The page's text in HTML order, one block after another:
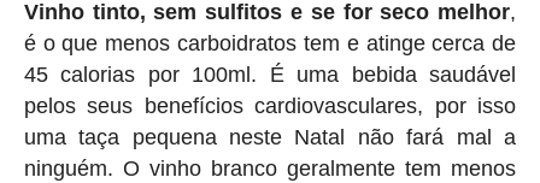
Vinho tinto, sem sulfitos e se for seco melhor,
é o que menos carboidratos tem e atinge cerca de
45 calorias por 100ml. É uma bebida saudável
pelos seus benefícios cardiovasculares, por isso
uma taça pequena neste Natal não fará mal a
ninguém. O vinho branco geralmente tem menos